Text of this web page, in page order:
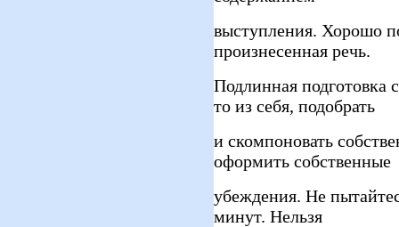
выступления. Хорошо
произнесенная речь.
Подлинная подготовка
то из себя, подобрать
и скомпоновать
оформить собственные
убеждения. Не
минут. Нельзя